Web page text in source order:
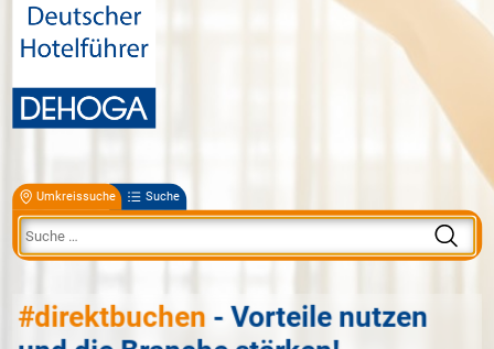
Umkreissuche Suche
#direktbuchen - Vorteile nutzen